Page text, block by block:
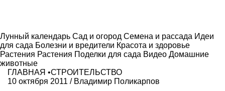
Лунный календарь Сад и огород Семена и рассада Идеи
для сада Болезни и вредители Красота и здоровье
Растения Растения Поделки для сада Видео Домашние
животные
ГЛАВНАЯ •СТРОИТЕЛЬСТВО
10 октября 2011 / Владимир Поликарпов